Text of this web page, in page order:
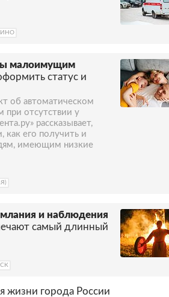
малоимущим
статус и
об автоматическом
отсутствии у
рассказывает,
как его получить и
имеющим низкие
и наблюдения
самый длинный
жизни города России